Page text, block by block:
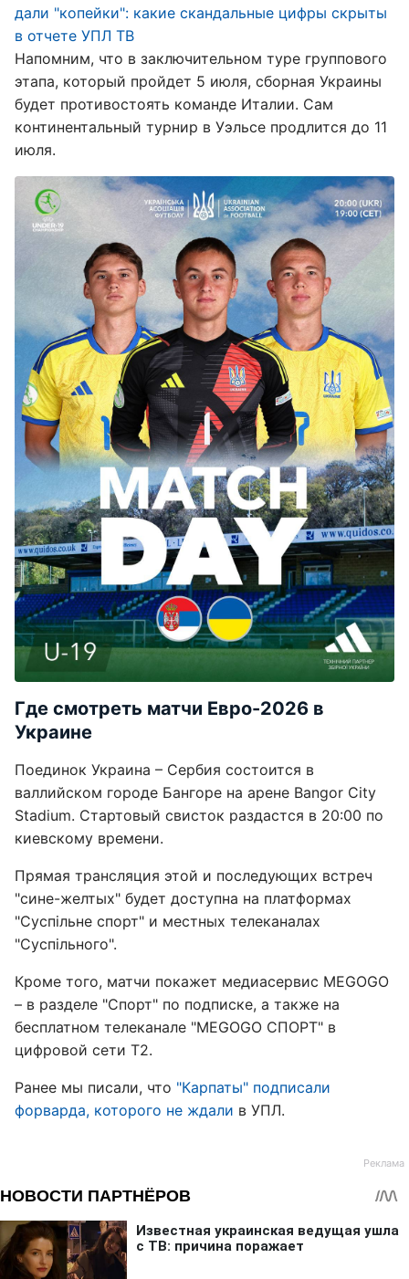
дали "копейки": какие скандальные цифры скрыты
в отчете УПЛ ТВ
Напомним, что в заключительном туре группового
этапа, который пройдет 5 июля, сборная Украины
будет противостоять команде Италии. Сам
континентальный турнир в Уэльсе продлится до 11
июля.
Где смотреть матчи Евро-2026 в
Украине
Поединок Украина – Сербия состоится в
валлийском городе Бангоре на арене Bangor City
Stadium. Стартовый свисток раздастся в 20:00 по
киевскому времени.
Прямая трансляция этой и последующих встреч
"сине-желтых" будет доступна на платформах
"Суспільне спорт" и местных телеканалах
"Суспільного".
Кроме того, матчи покажет медиасервис MEGOGO
– в разделе "Спорт" по подписке, а также на
бесплатном телеканале "MEGOGO СПОРТ" в
цифровой сети Т2.
Ранее мы писали, что "Карпаты" подписали
форварда, которого не ждали в УПЛ.